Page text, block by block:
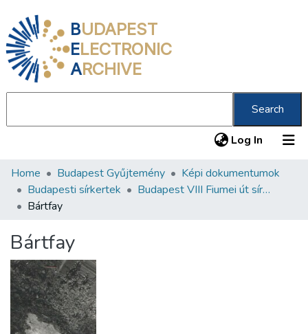
BUDAPEST
ELECTRONIC
ARCHIVE
Search
Log In (current)
Communities & Collections
All of DSpace
About us
Home Budapest Gyűjtemény
Képi dokumentumok
Budapesti sírkertek
Budapest VIII Fiumei út sírkert 3. rész
Bártfay
Bártfay